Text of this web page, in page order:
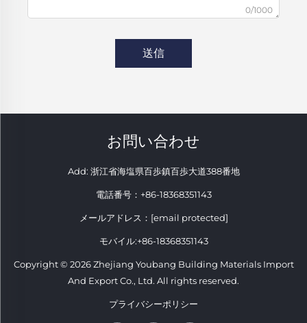
0/1000
送信
お問い合わせ
Add: 浙江省海塩県百歩鎮百歩大道388番地
電話番号： +86-18368351143
メールアドレス： [email protected]
モバイル:+86-18368351143
Copyright © 2026 Zhejiang Youbang Building Materials Import
And Export Co., Ltd. All rights reserved.
プライバシーポリシー